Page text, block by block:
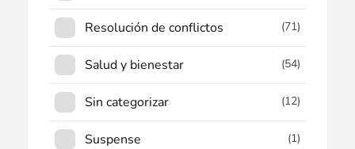
Resolución de conflictos (71)
Salud y bienestar (54)
Sin categorizar (12)
Suspense (1)